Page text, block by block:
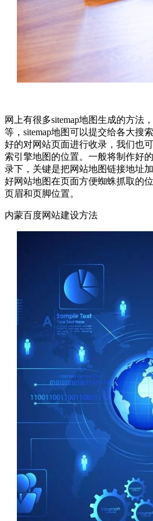
网上有很多sitemap地图生成的方法
等，sitemap地图可以提交给各大搜
好的对网站页面进行收录，我们也
索引擎地图的位置。一般将制作好
录下，关键是把网站地图链接地址
好网站地图在页面方便蜘蛛抓取的
页眉和页脚位置。
内蒙百度网站建设方法